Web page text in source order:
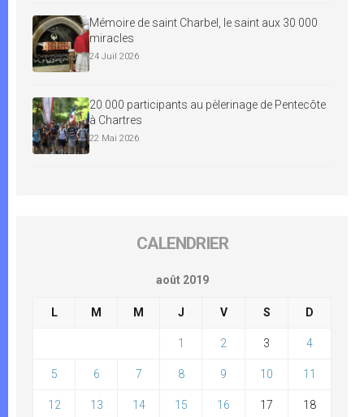
Mémoire de saint Charbel, le saint aux 30 000
miracles
24 Juil 2026
20 000 participants au pèlerinage de Pentecôte
à Chartres
22 Mai 2026
CALENDRIER
août 2019
L M M J V S D
1 2 3 4
5 6 7 8 9 10 11
12 13 14 15 16 17 18